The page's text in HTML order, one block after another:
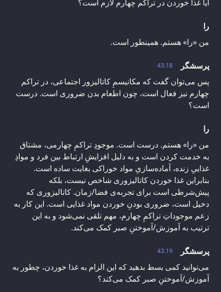
آیا غذا خوردن در تراکم چهارم لازم است؟
را
من «را» هستم. همینطور است.
43.18
پرسشگر
پس می‌توان گفت که مکانیسمِ کاتالیزور اجتماعی، در تراکم
چهارم نیز فعال است، چون اطعام بدن ضروری است. درست
است؟
را
من «را» هستم. درست است. موجودِ تراکمِ چهارمی، مشتاق
به خدمت کردن است و به دلیل افزایشِ ارتباط بین فرد و موادِ
غذاییِ زنده، آماده‌سازیِ مواد خوراکی بغایت ساده است.
بنابراین غذا خوردن کاتالیزوری شاخص نیست، بلکه
پیش‌شرطی است برای تجربه‌ی فضا/زمان. کاتالیزوری که
دخیل است، ضروری بودنِ خوردن مواد غذایی است. این کار به
زعم موجوداتِ تراکمِ چهارم، مهم تلقی نمی‌شود و به این
ترتیب به آموزش/آموختنِ صبر کمک می‌کند.
43.19
پرسشگر
می‌توانید کمی بسط بدهید که این الزام به غذا خوردن، چطور به
آموزش/آموختنِ صبر کمک می‌کند؟